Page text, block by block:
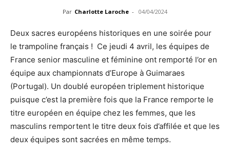
Par Charlotte Laroche - 04/04/2024
Deux sacres européens historiques en une soirée pour
le trampoline français ! Ce jeudi 4 avril, les équipes de
France senior masculine et féminine ont remporté l’or en
équipe aux championnats d’Europe à Guimaraes
(Portugal). Un doublé européen triplement historique
puisque c’est la première fois que la France remporte le
titre européen en équipe chez les femmes, que les
masculins remportent le titre deux fois d’affilée et que les
deux équipes sont sacrées en même temps.